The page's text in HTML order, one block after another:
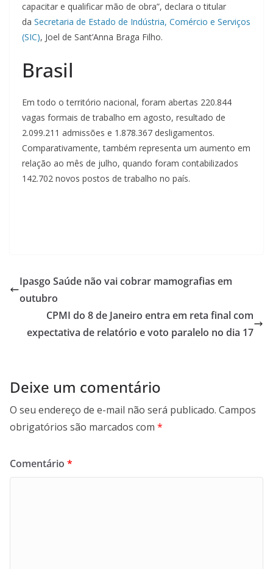
capacitar e qualificar mão de obra”, declara o titular
da Secretaria de Estado de Indústria, Comércio e Serviços
(SIC), Joel de Sant’Anna Braga Filho.
Brasil
Em todo o território nacional, foram abertas 220.844
vagas formais de trabalho em agosto, resultado de
2.099.211 admissões e 1.878.367 desligamentos.
Comparativamente, também representa um aumento em
relação ao mês de julho, quando foram contabilizados
142.702 novos postos de trabalho no país.
Ipasgo Saúde não vai cobrar mamografias em
outubro
CPMI do 8 de Janeiro entra em reta final com
expectativa de relatório e voto paralelo no dia 17
Deixe um comentário
O seu endereço de e-mail não será publicado. Campos
obrigatórios são marcados com *
Comentário *